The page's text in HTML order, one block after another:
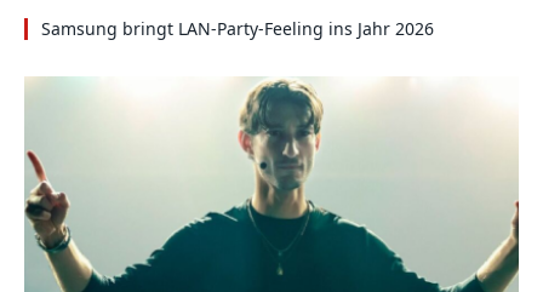
Samsung bringt LAN-Party-Feeling ins Jahr 2026